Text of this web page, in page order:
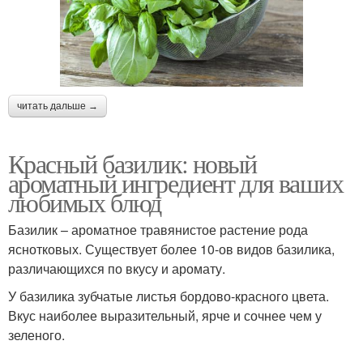
читать дальше →
Красный базилик: новый
ароматный ингредиент для ваших
любимых блюд
Базилик – ароматное травянистое растение рода
яснотковых. Существует более 10-ов видов базилика,
различающихся по вкусу и аромату.
У базилика зубчатые листья бордово-красного цвета.
Вкус наиболее выразительный, ярче и сочнее чем у
зеленого.